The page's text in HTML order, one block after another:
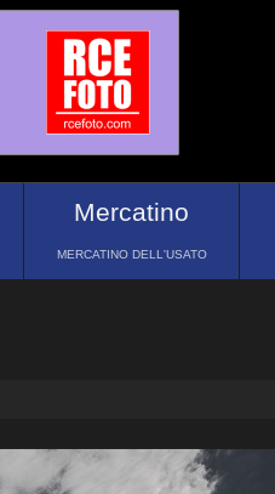
Mercatino
MERCATINO DELL'USATO